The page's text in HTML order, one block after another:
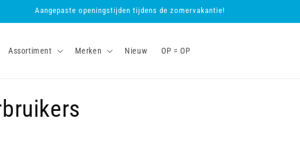
Aangepaste openingstijden tijdens de zomervakantie!
Assortiment Merken Nieuw OP = OP